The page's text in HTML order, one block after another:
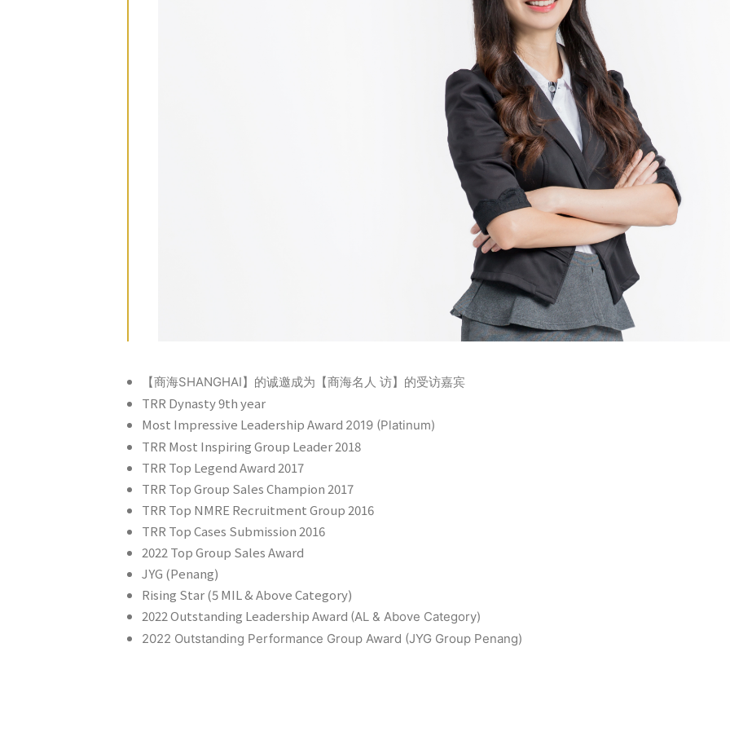
【商海SHANGHAI】的诚邀成为【商海名人 访】的受访嘉宾
TRR Dynasty 9th year
Most Impressive Leadership Award 2019 (Platinum)
TRR Most Inspiring Group Leader 2018
TRR Top Legend Award 2017
TRR Top Group Sales Champion 2017
TRR Top NMRE Recruitment Group 2016
TRR Top Cases Submission 2016
2022 Top Group Sales Award
JYG (Penang)
Rising Star (5 MIL & Above Category)
2022 Outstanding Leadership Award (AL & Above Category)
2022 Outstanding Performance Group Award (JYG Group Penang)